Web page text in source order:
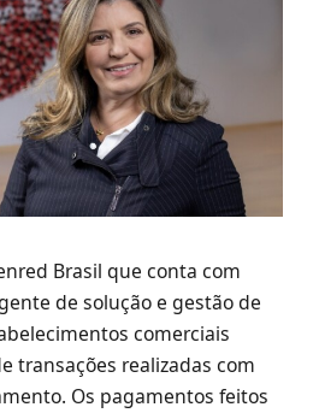
Brasil que conta com
de solução e gestão de
comerciais
transações realizadas com
Os pagamentos feitos